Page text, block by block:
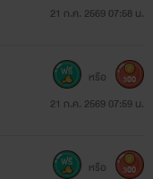
21 ก.ค. 2569 07:58 น.
21 ก.ค. 2569 07:59 น.
หรือ 300
หรือ 300